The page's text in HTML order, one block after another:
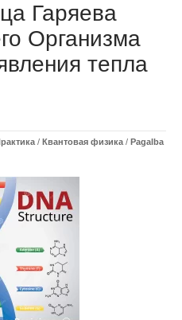
Гаряева
Организма
тепла
/ Квантовая физика / Pagalba